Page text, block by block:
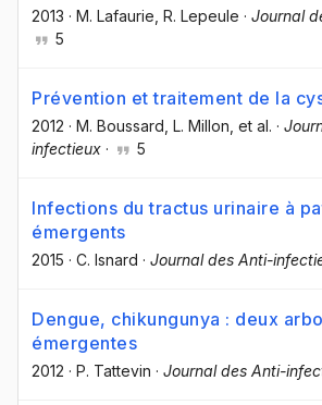
2013 · M. Lafaurie , R. Lepeule · Journal
5
Prévention et traitement de la
2012 · M. Boussard , L. Millon , et al. ·
infectieux · 5
Infections du tractus urinaire à
émergents
2015 · C. Isnard · Journal des Anti-
Dengue, chikungunya : deux
émergentes
2012 · P. Tattevin · Journal des Anti-